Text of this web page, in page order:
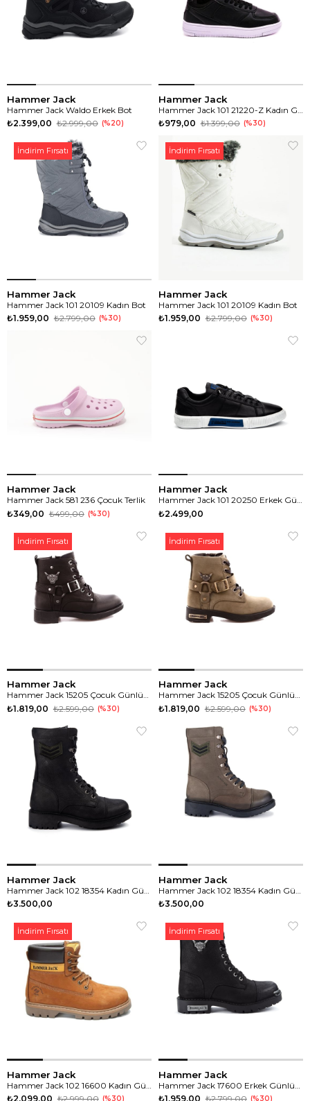
Hammer Jack
Hammer Jack Waldo Erkek Bot
₺2.399,00 ₺2.999,00 %20
Hammer Jack
Hammer Jack 101 21220-Z Kadın Günlük Spor Ayakkabı
₺979,00 ₺1.399,00 %30
Hammer Jack
Hammer Jack 101 20109 Kadın Bot
₺1.959,00 ₺2.799,00 %30
İndirim Fırsatı
Hammer Jack
Hammer Jack 101 20109 Kadın Bot
₺1.959,00 ₺2.799,00 %30
İndirim Fırsatı
Hammer Jack
Hammer Jack 581 236 Çocuk Terlik
₺349,00 ₺499,00 %30
Hammer Jack
Hammer Jack 101 20250 Erkek Günlük Spor Ayakkabı
₺2.499,00
Hammer Jack
Hammer Jack 15205 Çocuk Günlük Bot
₺1.819,00 ₺2.599,00 %30
İndirim Fırsatı
Hammer Jack
Hammer Jack 15205 Çocuk Günlük Bot
₺1.819,00 ₺2.599,00 %30
İndirim Fırsatı
Hammer Jack
₺3.500,00
Hammer Jack
₺3.500,00
Hammer Jack
₺2.099,00 ₺2.999,00 %30
İndirim Fırsatı
Hammer Jack
₺1.959,00 ₺2.799,00 %30
İndirim Fırsatı